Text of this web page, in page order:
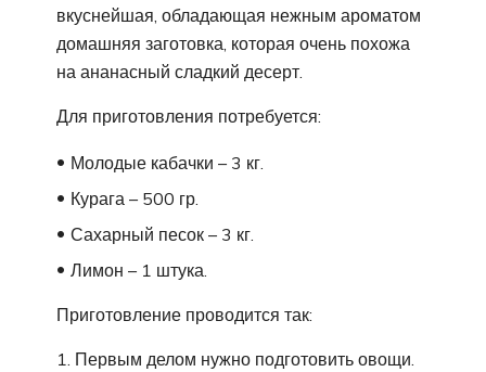
вкуснейшая, обладающая нежным ароматом
домашняя заготовка, которая очень похожа
на ананасный сладкий десерт.
Для приготовления потребуется:
Молодые кабачки – 3 кг.
Курага – 500 гр.
Сахарный песок – 3 кг.
Лимон – 1 штука.
Приготовление проводится так:
Первым делом нужно подготовить овощи.